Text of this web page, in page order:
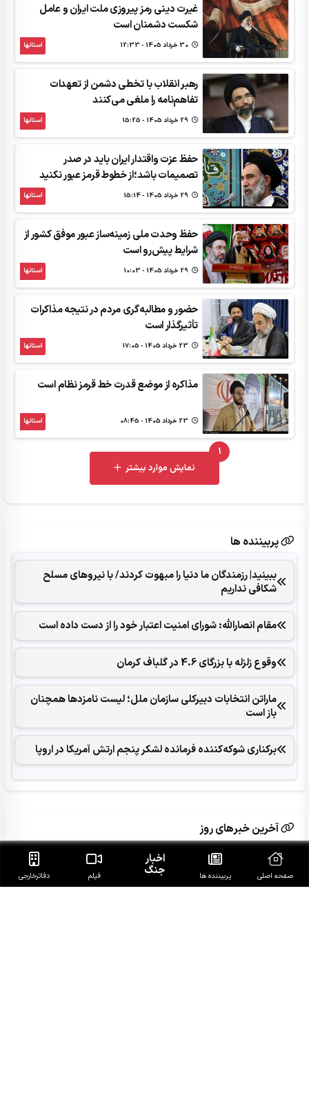
غیرت دینی رمز پیروزی ملت ایران و عامل
شکست دشمنان است
استانها
رهبر انقلاب با تخطی دشمن از تعهدات
تفاهم‌نامه را ملغی می‌کنند
استانها
حفظ عزت واقتدار ایران باید در صدر
تصمیمات باشد؛از خطوط قرمز عبور نکنید
استانها
حفظ وحدت ملی زمینه‌ساز عبور موفق کشور از
شرایط پیش‌رو است
استانها
حضور و مطالبه‌گری مردم در نتیجه مذاکرات
تأثیرگذار است
استانها
مذاکره از موضع قدرت خط قرمز نظام است
استانها
1
UNREAD MESSAGES
نمایش موارد بیشتر
پربیننده ها
ببینید| رزمندگان ما دنیا را مبهوت کردند/ با نیروهای مسلح
شکافی نداریم
مقام انصارالله: شورای امنیت اعتبار خود را از دست داده است
وقوع زلزله با بزرگای 4.6 در گلباف کرمان
ماراتن انتخابات دبیرکلی سازمان ملل؛ لیست نامزدها همچنان
باز است
برکناری شوکه‌کننده فرمانده لشکر پنجم ارتش آمریکا در اروپا
آخرین خبرهای روز
ببینید| تقلای امارات برای احیای نفوذ در جنوب یمن
صفحه اصلی پربیننده ها
اخبار
جنگ فیلم دفاتر‌خارجی